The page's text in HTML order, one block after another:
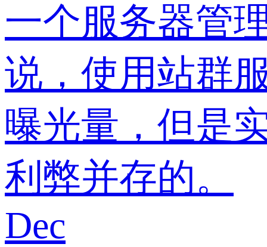
一个服务器管
说，使用站群
曝光量，但是
利弊并存的。
Dec